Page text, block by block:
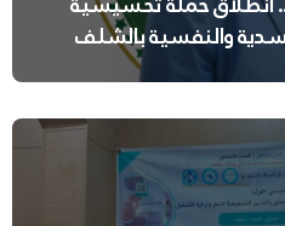
والنفسية بالشلف